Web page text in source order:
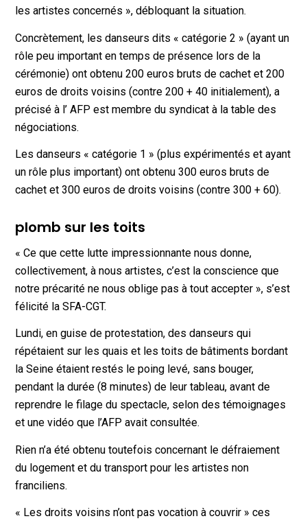
les artistes concernés », débloquant la situation.
Concrètement, les danseurs dits « catégorie 2 » (ayant un
rôle peu important en temps de présence lors de la
cérémonie) ont obtenu 200 euros bruts de cachet et 200
euros de droits voisins (contre 200 + 40 initialement), a
précisé à l’ AFP est membre du syndicat à la table des
négociations.
Les danseurs « catégorie 1 » (plus expérimentés et ayant
un rôle plus important) ont obtenu 300 euros bruts de
cachet et 300 euros de droits voisins (contre 300 + 60).
plomb sur les toits
« Ce que cette lutte impressionnante nous donne,
collectivement, à nous artistes, c’est la conscience que
notre précarité ne nous oblige pas à tout accepter », s’est
félicité la SFA-CGT.
Lundi, en guise de protestation, des danseurs qui
répétaient sur les quais et les toits de bâtiments bordant
la Seine étaient restés le poing levé, sans bouger,
pendant la durée (8 minutes) de leur tableau, avant de
reprendre le filage du spectacle, selon des témoignages
et une vidéo que l’AFP avait consultée.
Rien n’a été obtenu toutefois concernant le défraiement
du logement et du transport pour les artistes non
franciliens.
« Les droits voisins n’ont pas vocation à couvrir » ces